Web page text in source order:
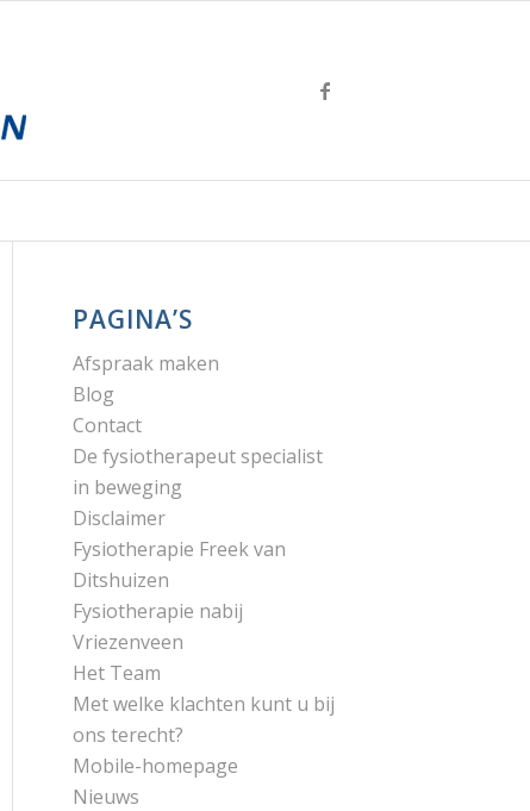
PAGINA’S
Afspraak maken
Blog
Contact
De fysiotherapeut specialist
in beweging
Disclaimer
Fysiotherapie Freek van
Ditshuizen
Fysiotherapie nabij
Vriezenveen
Het Team
Met welke klachten kunt u bij
ons terecht?
Mobile-homepage
Nieuws